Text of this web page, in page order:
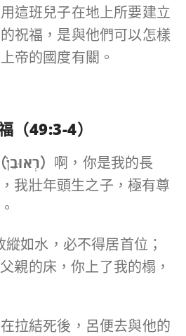
這班兒子在地上所要建立
祝福，是與他們可以怎樣
帝的國度有關。
（49:3-4）
רְאוּבֵן֙） 啊，你是我的長
我壯年頭生之子，極有尊
如水，必不得居首位；
親的床，你上了我的榻，
拉結死後，呂便去與他的